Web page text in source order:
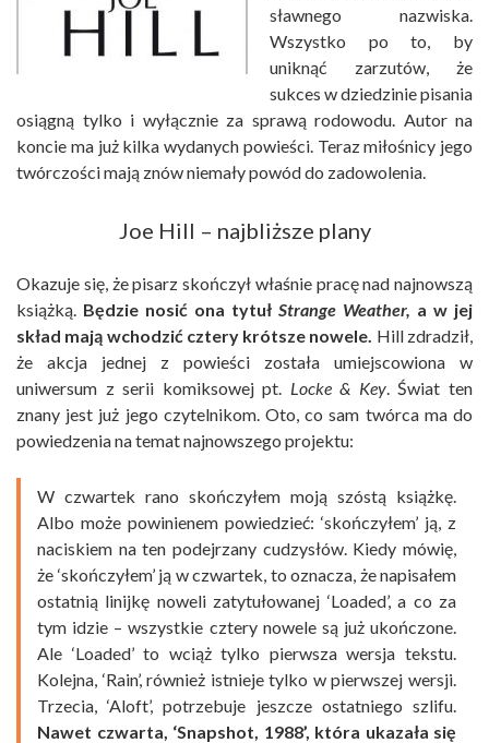
sławnego nazwiska.
Wszystko po to, by
uniknąć zarzutów, że
sukces w dziedzinie pisania
osiągną tylko i wyłącznie za sprawą rodowodu. Autor na
koncie ma już kilka wydanych powieści. Teraz miłośnicy jego
twórczości mają znów niemały powód do zadowolenia.
Joe Hill – najbliższe plany
Okazuje się, że pisarz skończył właśnie pracę nad najnowszą
książką. Będzie nosić ona tytuł Strange Weather, a w jej
skład mają wchodzić cztery krótsze nowele. Hill zdradził,
że akcja jednej z powieści została umiejscowiona w
uniwersum z serii komiksowej pt. Locke & Key. Świat ten
znany jest już jego czytelnikom. Oto, co sam twórca ma do
powiedzenia na temat najnowszego projektu:
W czwartek rano skończyłem moją szóstą książkę.
Albo może powinienem powiedzieć: ‘skończyłem’ ją, z
naciskiem na ten podejrzany cudzysłów. Kiedy mówię,
że ‘skończyłem’ ją w czwartek, to oznacza, że napisałem
ostatnią linijkę noweli zatytułowanej ‘Loaded’, a co za
tym idzie – wszystkie cztery nowele są już ukończone.
Ale ‘Loaded’ to wciąż tylko pierwsza wersja tekstu.
Kolejna, ‘Rain’, również istnieje tylko w pierwszej wersji.
Trzecia, ‘Aloft’, potrzebuje jeszcze ostatniego szlifu.
Nawet czwarta, ‘Snapshot, 1988’, która ukazała się